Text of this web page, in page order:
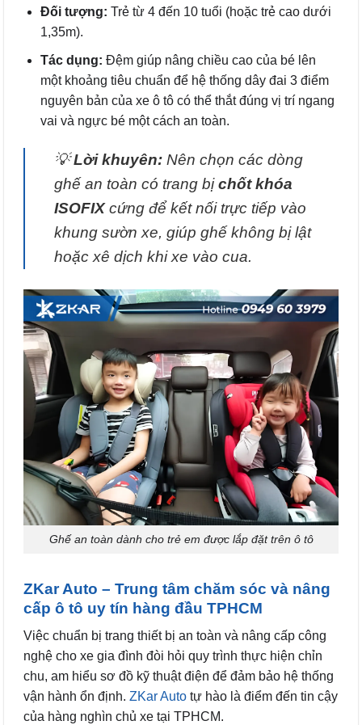
Đối tượng: Trẻ từ 4 đến 10 tuổi (hoặc trẻ cao dưới
1,35m).
Tác dụng: Đệm giúp nâng chiều cao của bé lên
một khoảng tiêu chuẩn để hệ thống dây đai 3 điểm
nguyên bản của xe ô tô có thể thắt đúng vị trí ngang
vai và ngực bé một cách an toàn.
💡Lời khuyên: Nên chọn các dòng
ghế an toàn có trang bịchốt khóa
ISOFIXcứng để kết nối trực tiếp vào
khung sườn xe, giúp ghế không bị lật
hoặc xê dịch khi xe vào cua.
Ghế an toàn dành cho trẻ em được lắp đặt trên ô tô
ZKar Auto – Trung tâm chăm sóc và nâng
cấp ô tô uy tín hàng đầu TPHCM
Việc chuẩn bị trang thiết bị an toàn và nâng cấp công
nghệ cho xe gia đình đòi hỏi quy trình thực hiện chỉn
chu, am hiểu sơ đồ kỹ thuật điện để đảm bảo hệ thống
vận hành ổn định. ZKar Auto tự hào là điểm đến tin cậy
của hàng nghìn chủ xe tại TPHCM.